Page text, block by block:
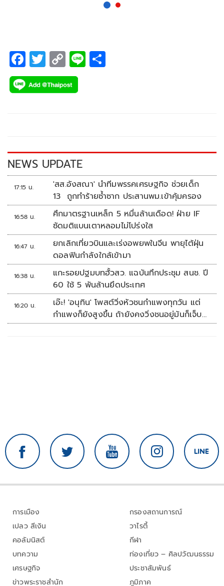
F
ac
e
k
T
wi
tt
C
o
p
k
Li
NEWS UPDATE
17:15 น.
'สส.อังสณา' นำทีมพรรคเศรษฐกิจ ช่วยเด็ก
13 ถูกทำร้ายซ้ำซาก ประสานพม.เข้าคุ้มครอง
16:58 น.
ศึกมาตรฐานเหล็ก 5 หมื่นล้านเดือด! ฝ่าย IF
ซัดมติแบนเตาหลอมไม่โปร่งใส
16:47 น.
ยกเลิกเที่ยวบินและเร่งอพยพในจีน พายุไต้ฝุ่น
ดอลฟินกำลังใกล้เข้ามา
16:38 น.
แกะรอยปฐมบทฮั้วสว. แฉบันทึกประชุม สนช. ปี
60 ใช้ 5 พันล้านยึดประเทศ
16:20 น.
เอ๊ะ! 'อนุทิน' โพสต์วิ่งหัวชนกำแพงทุกวัน แต่
กำแพงก็ยังสูงขึ้น ถ้ายังคงวิ่งชนอยู่มันก็เจ็บ
หัวอีก
การเมือง
เปลว สีเงิน
คอลัมนิสต์
บทความ
เศรษฐกิจ
ข่าวพระราชสำนัก
กรองสถานการณ์
วาไรตี้
กีฬา
ท่องเที่ยว – ศิลปวัฒนธรรม
ประชาสัมพันธ์
ภูมิภาค